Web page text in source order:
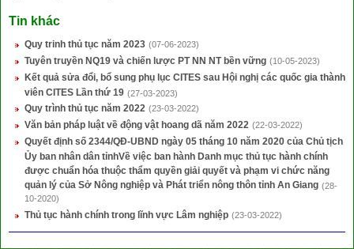
Tin khác
Quy trinh thủ tục năm 2023 (07-06-2023)
Tuyên truyền NQ19 và chiến lược PT NN NT bền vững (10-05-2023)
Kết quả sửa đổi, bổ sung phụ lục CITES sau Hội nghị các quốc gia thành
viên CITES Lần thứ 19 (27-03-2023)
Quy trình thủ tục năm 2022 (23-03-2022)
Văn bản pháp luật về động vật hoang dã năm 2022 (22-03-2022)
Quyết định số 2344/QĐ-UBND ngày 05 tháng 10 năm 2020 của Chủ tịch
Ủy ban nhân dân tỉnhVề việc ban hành Danh mục thủ tục hành chính
được chuẩn hóa thuộc thẩm quyền giải quyết và phạm vi chức năng
quản lý của Sở Nông nghiệp và Phát triển nông thôn tỉnh An Giang (28-
10-2020)
Thủ tục hành chính trong lĩnh vực Lâm nghiệp (23-03-2022)